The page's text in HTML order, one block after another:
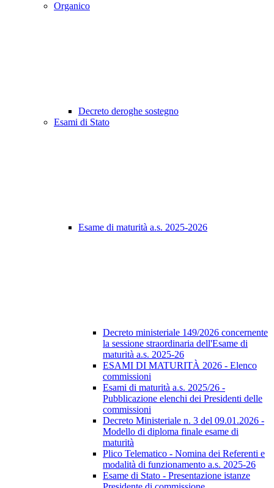
Organico
Decreto deroghe sostegno
Esami di Stato
Esame di maturità a.s. 2025-2026
Decreto ministeriale 149/2026 concernente
la sessione straordinaria dell'Esame di
maturità a.s. 2025-26
ESAMI DI MATURITÀ 2026 - Elenco
commissioni
Esami di maturità a.s. 2025/26 -
Pubblicazione elenchi dei Presidenti delle
commissioni
Decreto Ministeriale n. 3 del 09.01.2026 -
Modello di diploma finale esame di
maturità
Plico Telematico - Nomina dei Referenti e
modalità di funzionamento a.s. 2025-26
Esame di Stato - Presentazione istanze